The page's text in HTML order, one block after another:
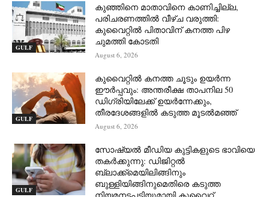
GULF
കുഞ്ഞിനെ മാതാവിനെ കാണിച്ചില്ല,
പരിചരണത്തിൽ വീഴ്ച വരുത്തി:
കുവൈറ്റിൽ പിതാവിന് കനത്ത പിഴ
ചുമത്തി കോടതി
August 6, 2026
GULF
കുവൈറ്റിൽ കനത്ത ചൂടും ഉയർന്ന
ഈർപ്പവും: അന്തരീക്ഷ താപനില 50
ഡിഗ്രിയിലേക്ക് ഉയർന്നേക്കും,
തീരദേശങ്ങളിൽ കടുത്ത മൂടൽമഞ്ഞ്
August 6, 2026
GULF
സോഷ്യൽ മീഡിയ കുട്ടികളുടെ ഭാവിയെ
തകർക്കുന്നു: ഡിജിറ്റൽ
ബ്ലാക്ക്‌മെയിലിങ്ങിനും
ബുള്ളിയിങ്ങിനുമെതിരെ കടുത്ത